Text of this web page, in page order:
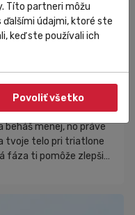
silový základ, ktorý ti
beháš menej, no práve
tvoje telo pri triatlone
fáza ti pomôže zlepšiť
Títo partneri môžu
údajmi, ktoré ste
keď ste používali ich
Povoliť všetko